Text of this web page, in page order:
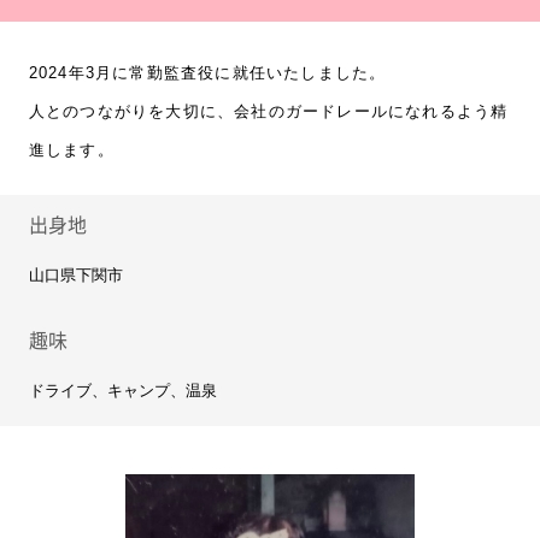
2024年3月に常勤監査役に就任いたしました。
人とのつながりを大切に、会社のガードレールになれるよう精
進します。
出身地
山口県下関市
趣味
ドライブ、キャンプ、温泉